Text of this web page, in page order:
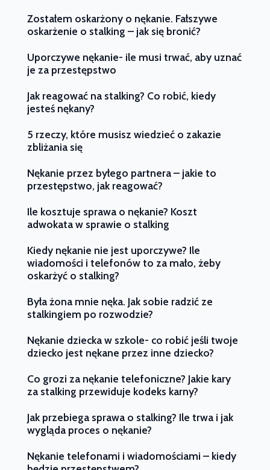
Zostałem oskarżony o nękanie. Fałszywe
oskarżenie o stalking – jak się bronić?
Uporczywe nękanie- ile musi trwać, aby uznać
je za przestępstwo
Jak reagować na stalking? Co robić, kiedy
jesteś nękany?
5 rzeczy, które musisz wiedzieć o zakazie
zbliżania się
Nękanie przez byłego partnera – jakie to
przestępstwo, jak reagować?
Ile kosztuje sprawa o nękanie? Koszt
adwokata w sprawie o stalking
Kiedy nękanie nie jest uporczywe? Ile
wiadomości i telefonów to za mało, żeby
oskarżyć o stalking?
Była żona mnie nęka. Jak sobie radzić ze
stalkingiem po rozwodzie?
Nękanie dziecka w szkole- co robić jeśli twoje
dziecko jest nękane przez inne dziecko?
Co grozi za nękanie telefoniczne? Jakie kary
za stalking przewiduje kodeks karny?
Jak przebiega sprawa o stalking? Ile trwa i jak
wygląda proces o nękanie?
Nękanie telefonami i wiadomościami – kiedy